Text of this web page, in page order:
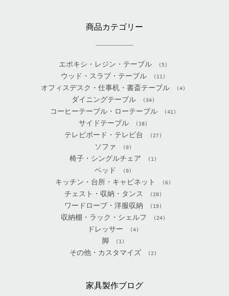
商品カテゴリー
エポキシ・レジン・テーブル (5)
ウッド・スラブ・テーブル (11)
オフィスデスク・仕事机・書斎テーブル (4)
ダイニングテーブル (34)
コーヒーテーブル・ローテーブル (41)
サイドテーブル (18)
テレビボード・テレビ台 (27)
ソファ (0)
椅子・シングルチェア (1)
ベッド (0)
キッチン・台所・キャビネット (6)
チェスト・収納・タンス (20)
ワードローブ・洋服収納 (19)
収納棚・ラック・シェルフ (24)
ドレッサー (4)
脚 (1)
その他・カスタマイズ (2)
家具製作ブログ